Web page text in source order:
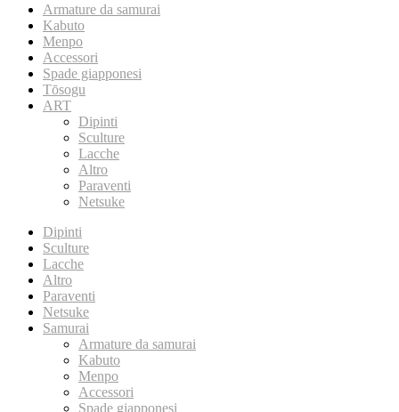
Armature da samurai
Kabuto
Menpo
Accessori
Spade giapponesi
Tōsogu
ART
Dipinti
Sculture
Lacche
Altro
Paraventi
Netsuke
Dipinti
Sculture
Lacche
Altro
Paraventi
Netsuke
Samurai
Armature da samurai
Kabuto
Menpo
Accessori
Spade giapponesi